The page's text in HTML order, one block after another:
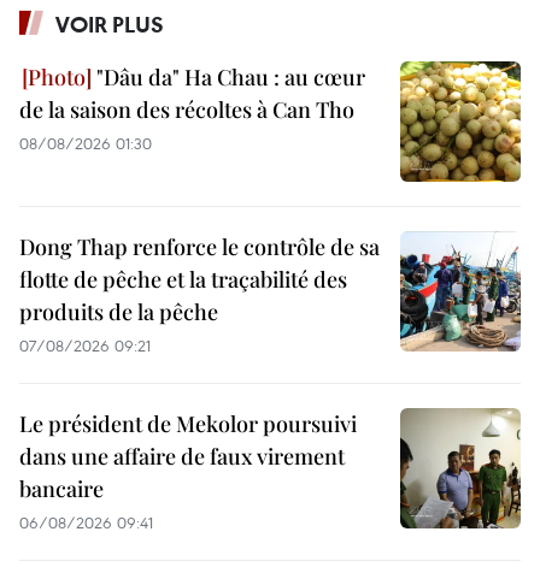
VOIR PLUS
"Dâu da" Ha Chau : au cœur
de la saison des récoltes à Can Tho
08/08/2026 01:30
Dong Thap renforce le contrôle de sa
flotte de pêche et la traçabilité des
produits de la pêche
07/08/2026 09:21
Le président de Mekolor poursuivi
dans une affaire de faux virement
bancaire
06/08/2026 09:41